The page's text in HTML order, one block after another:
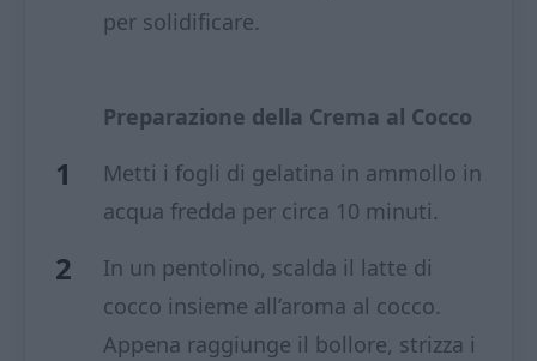
per solidificare.
Preparazione della Crema al Cocco
Metti i fogli di gelatina in ammollo in
acqua fredda per circa 10 minuti.
In un pentolino, scalda il latte di
cocco insieme all’aroma al cocco.
Appena raggiunge il bollore, strizza i